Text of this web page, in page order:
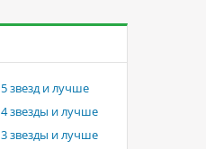
5 звезд и лучше
4 звезды и лучше
3 звезды и лучше